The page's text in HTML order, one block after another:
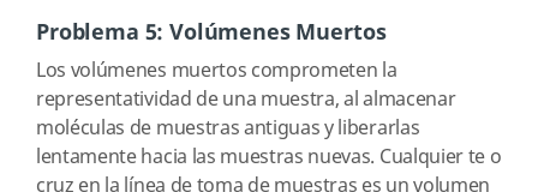
Problema 5: Volúmenes Muertos
Los volúmenes muertos comprometen la
representatividad de una muestra, al almacenar
moléculas de muestras antiguas y liberarlas
lentamente hacia las muestras nuevas. Cualquier te o
cruz en la línea de toma de muestras es un volumen